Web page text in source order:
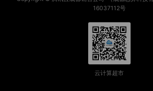
16037112号
云计算超市